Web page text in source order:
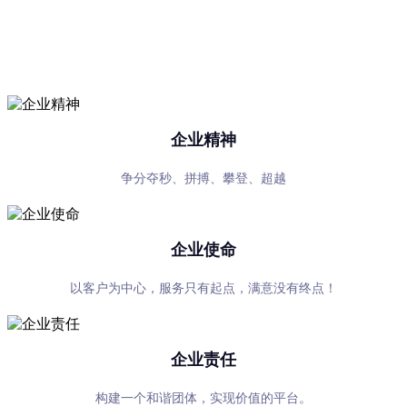
企业精神
争分夺秒、拼搏、攀登、超越
企业使命
以客户为中心，服务只有起点，满意没有终点！
企业责任
构建一个和谐团体，实现价值的平台。